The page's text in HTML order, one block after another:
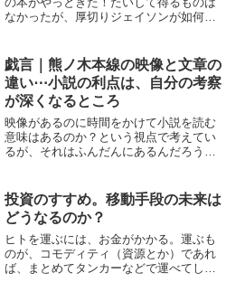
なかったが、厚切りジェイソンが如何に
約の思想とインデックスファンドを使用
した誰でもできる普通...
戯言｜熊ノ木本線の映像と文章の
違い⋯小説の利点は、自分の考察
が深くなるところ
映像があるのに時間をかけて小説を読む
意味はあるのか？という視点で考えてい
るが、それはふんだんにあるんだろう。
（主演：石田純一）を、ずっと「見た
い」と思いながら、なぜか「ま...
投資のすすめ。移動手段の未来は
どうなるのか？
ヒトを運ぶには、お金がかかる。運ぶも
のが、コモディティ（資源とか）であれ
ば、まとめてタンカーなどで運べてしま